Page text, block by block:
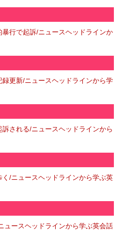
行で起訴/ニュースヘッドラインか
更新/ニュースヘッドラインから学
される/ニュースヘッドラインから
/ニュースヘッドラインから学ぶ英
ュースヘッドラインから学ぶ英会話